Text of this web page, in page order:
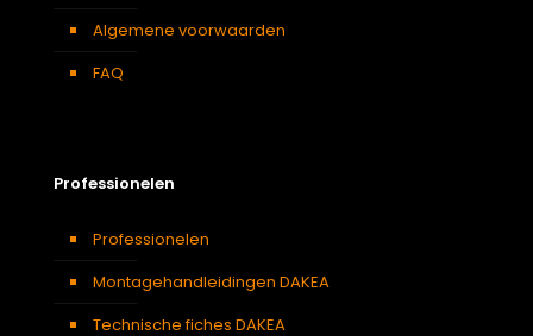
Algemene voorwaarden
FAQ
Professionelen
Professionelen
Montagehandleidingen DAKEA
Technische fiches DAKEA